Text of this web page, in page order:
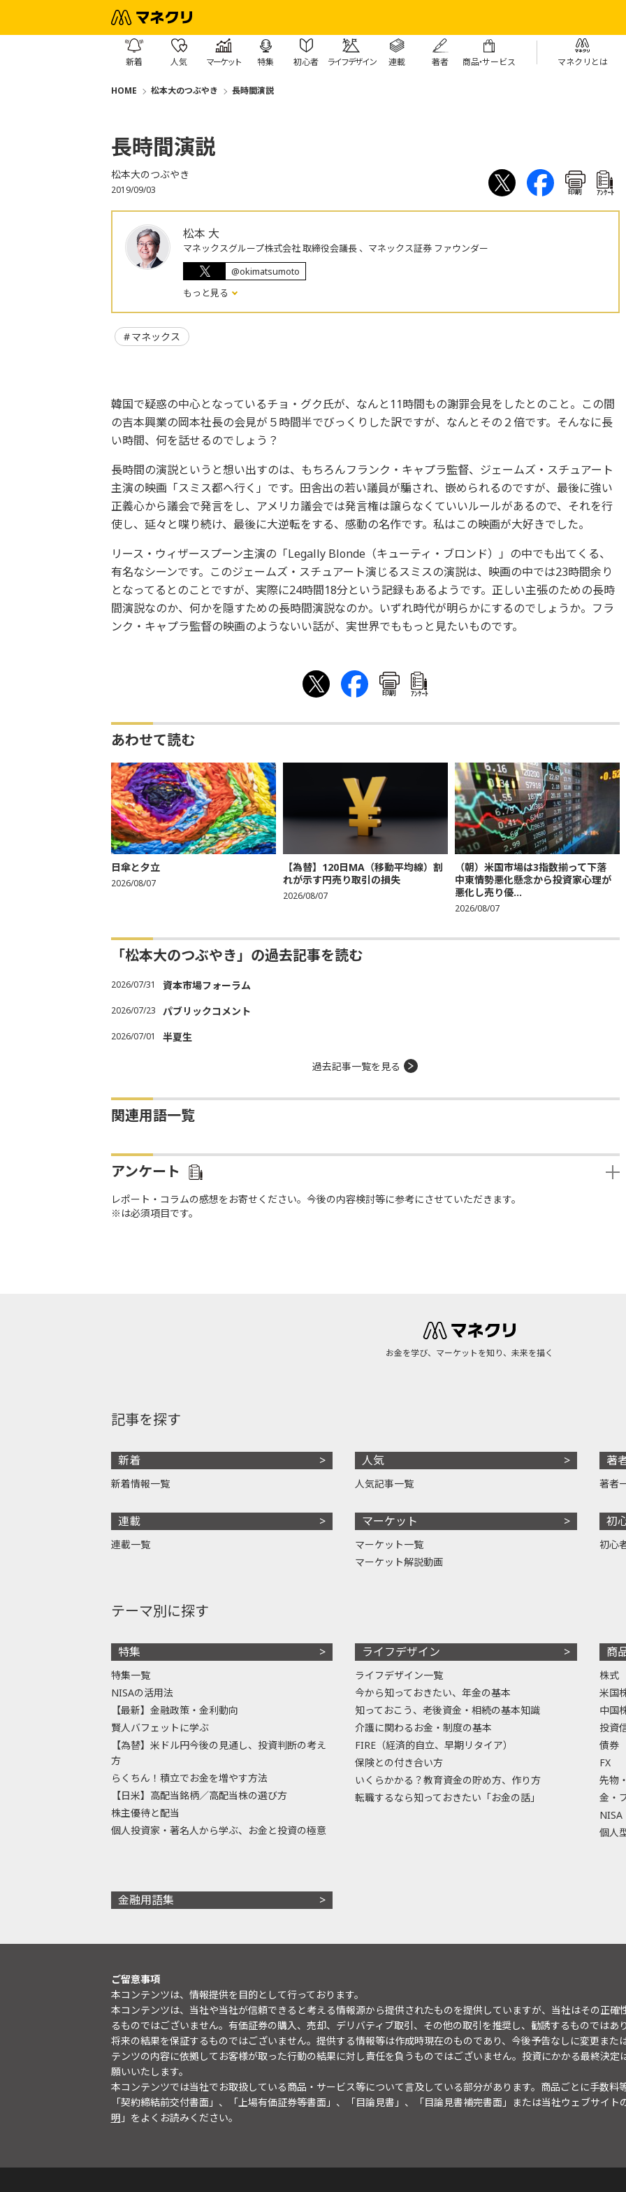
新着 人気 マーケット 特集 初心者 ライフデザイン 連載 著者 商品・サービス マネクリとは
HOME 松本大のつぶやき 長時間演説
長時間演説
松本大のつぶやき
2019/09/03 印刷 ｱﾝｹｰﾄ
松本 大
マネックスグループ株式会社 取締役会議長 、マネックス証券 ファウンダー
@okimatsumoto
もっと見る
マネックス
韓国で疑惑の中心となっているチョ・グク氏が、 なんと11時間もの謝罪会見をしたとのこと。 この間
の吉本興業の岡本社長の会見が５時間半でびっくりした訳ですが、なんとその２倍です。そんなに長
い時間、 何を話せるのでしょう？
長時間の演説というと想い出すのは、もちろんフランク・ キャプラ監督、ジェームズ・スチュアート
主演の映画「スミス都へ行く」です。田舎出の若い議員が騙され、 嵌められるのですが、最後に強い
正義心から議会で発言をし、 アメリカ議会では発言権は譲らなくていいルールがあるので、 それを行
使し、延々と喋り続け、最後に大逆転をする、 感動の名作です。私はこの映画が大好きでした。
リース・ウィザースプーン主演の「Legally Blonde（キューティ・ブロンド）」の中でも出てくる、
有名なシーンです。このジェームズ・ スチュアート演じるスミスの演説は、 映画の中では23時間余り
となってるとのことですが、 実際に24時間18分という記録もあるようです。 正しい主張のための長時
間演説なのか、 何かを隠すための長時間演説なのか。 いずれ時代が明らかにするのでしょうか。フラ
ンク・ キャプラ監督の映画のようないい話が、 実世界でももっと見たいものです。
印刷 ｱﾝｹｰﾄ
あわせて読む
日傘と夕立
2026/08/07
【為替】120日MA（移動平均線）割
れが示す円売り取引の損失
2026/08/07
（朝）米国市場は3指数揃って下落
中東情勢悪化懸念から投資家心理が
悪化し売り優...
2026/08/07
「松本大のつぶやき」の過去記事を読む
2026/07/31 資本市場フォーラム
2026/07/23 パブリックコメント
2026/07/01 半夏生
過去記事一覧を見る
関連用語一覧
アンケート
レポート・コラムの感想をお寄せください。今後の内容検討等に参考にさせていただきます。
※は必須項目です。
お金を学び、マーケットを知り、未来を描く
記事を探す
新着
新着情報一覧
連載
連載一覧
人気
人気記事一覧
マーケット
マーケット一覧
マーケット解説動画
著
著者
初
初心
テーマ別に探す
特集
特集一覧
NISAの活用法
【最新】金融政策・金利動向
賢人バフェットに学ぶ
【為替】米ドル円今後の見通し、投資判断の考え
方
らくちん！積立でお金を増やす方法
【日米】高配当銘柄／高配当株の選び方
株主優待と配当
個人投資家・著名人から学ぶ、お金と投資の極意
ライフデザイン
ライフデザイン一覧
今から知っておきたい、年金の基本
知っておこう、老後資金・相続の基本知識
介護に関わるお金・制度の基本
FIRE（経済的自立、早期リタイア）
保険との付き合い方
いくらかかる？教育資金の貯め方、作り方
転職するなら知っておきたい「お金の話」
商
株式
米国
中国
投資
債券
FX
先物
金・
NISA
個人
金融用語集
ご留意事項
本コンテンツは、情報提供を目的として行っております。
本コンテンツは、当社や当社が信頼できると考える情報源から提供されたものを提供していますが、当社はその正
るものではございません。有価証券の購入、売却、デリバティブ取引、その他の取引を推奨し、勧誘するものではあ
将来の結果を保証するものではございません。提供する情報等は作成時現在のものであり、今後予告なしに変更また
テンツの内容に依拠してお客様が取った行動の結果に対し責任を負うものではございません。投資にかかる最終決
願いいたします。
本コンテンツでは当社でお取扱している商品・サービス等について言及している部分があります。商品ごとに手数料
「契約締結前交付書面」、「上場有価証券等書面」、「目論見書」、「目論見書補完書面」または当社ウェブサイト
明 」をよくお読みください。